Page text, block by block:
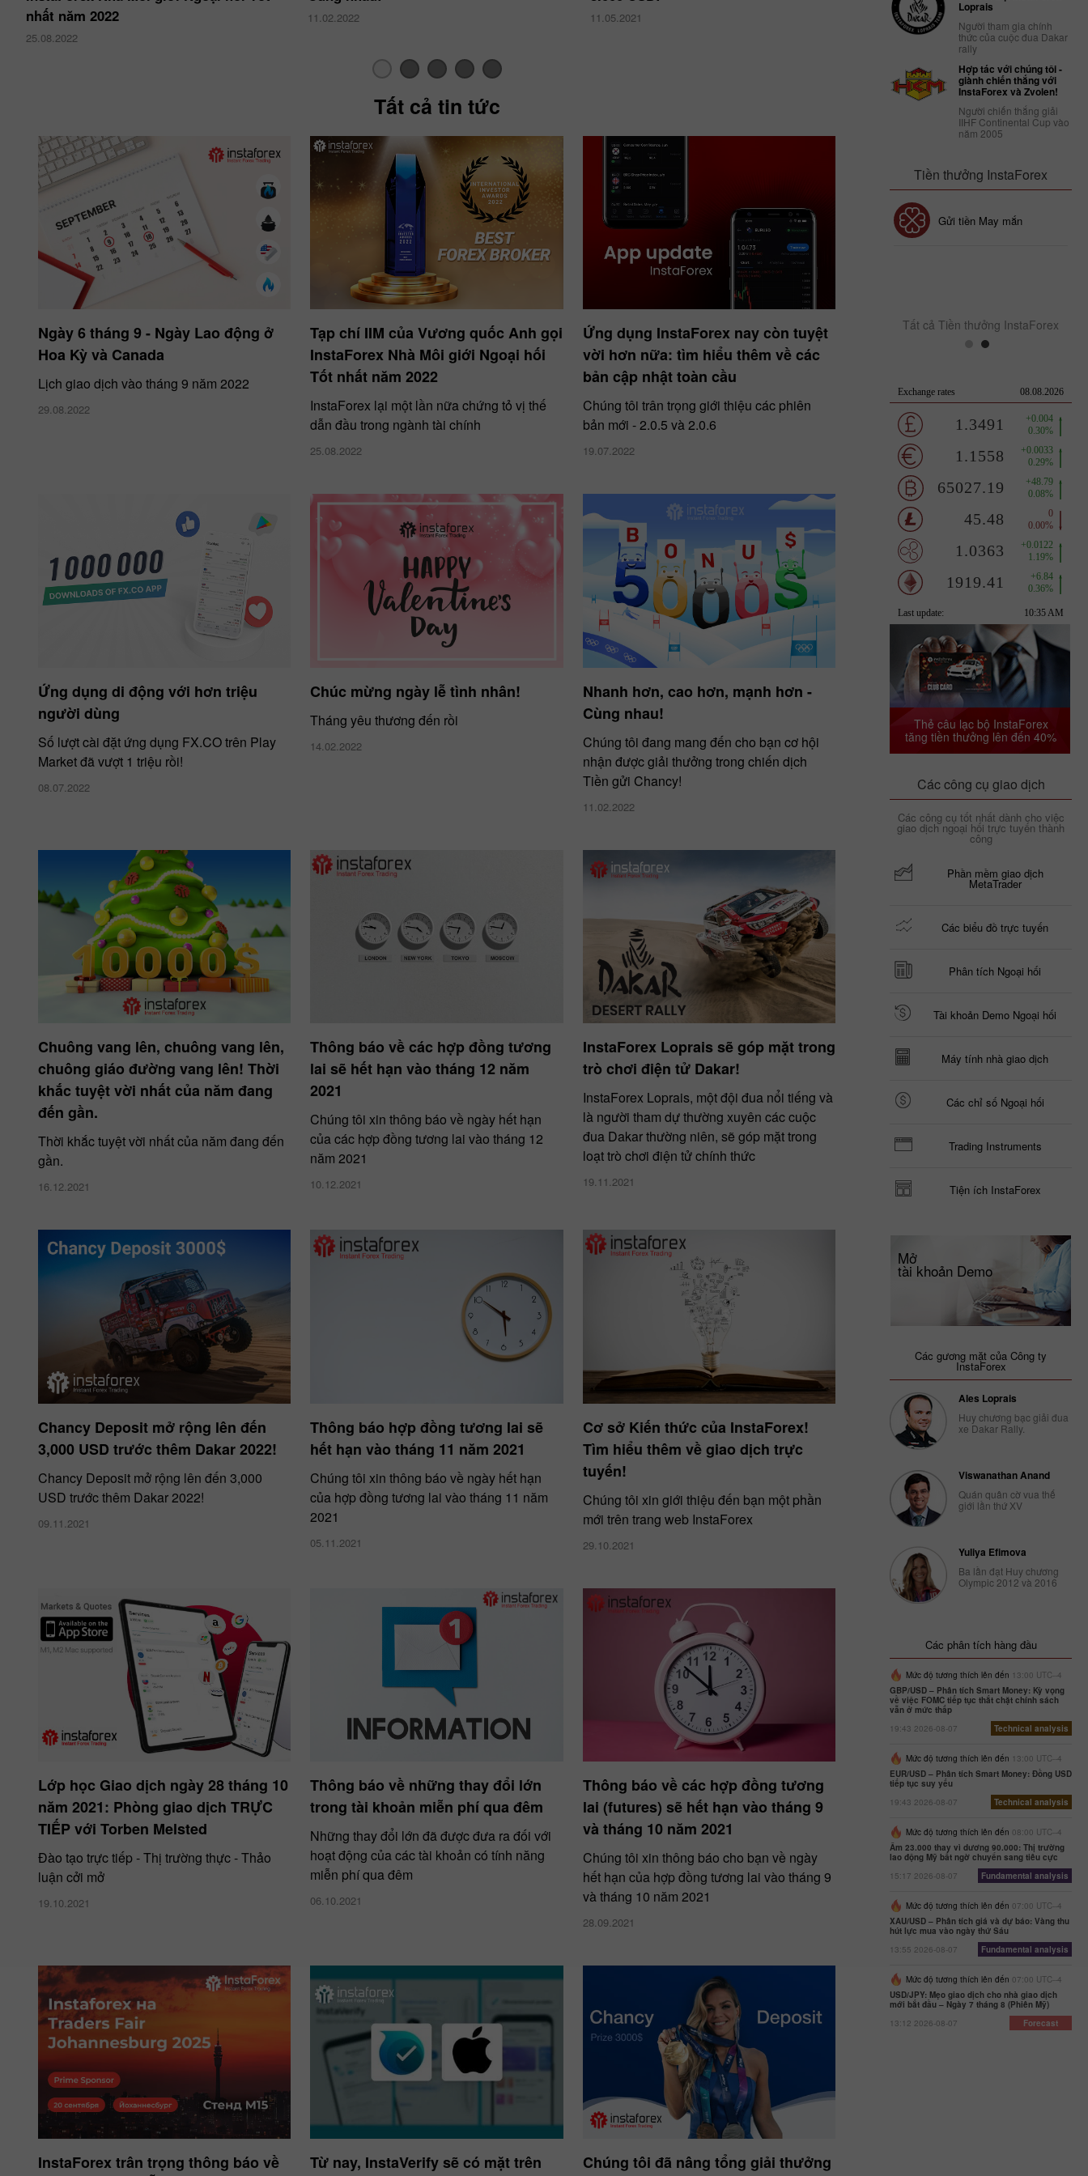
nhất năm 2022
25.08.2022
11.02.2022 11.05.2021
Tất cả tin tức
Ngày 6 tháng 9 - Ngày Lao động ở
Hoa Kỳ và Canada
Lịch giao dịch vào tháng 9 năm 2022
29.08.2022
Tạp chí IIM của Vương quốc Anh gọi
InstaForex Nhà Môi giới Ngoại hối
Tốt nhất năm 2022
InstaForex lại một lần nữa chứng tỏ vị thế
dẫn đầu trong ngành tài chính
25.08.2022
Ứng dụng InstaForex nay còn tuyệt
vời hơn nữa: tìm hiểu thêm về các
bản cập nhật toàn cầu
Chúng tôi trân trọng giới thiệu các phiên
bản mới - 2.0.5 và 2.0.6
19.07.2022
Ứng dụng di động với hơn triệu
người dùng
Số lượt cài đặt ứng dụng FX.CO trên Play
Market đã vượt 1 triệu rồi!
08.07.2022
Chúc mừng ngày lễ tình nhân!
Tháng yêu thương đến rồi
14.02.2022
Nhanh hơn, cao hơn, mạnh hơn -
Cùng nhau!
Chúng tôi đang mang đến cho bạn cơ hội
nhận được giải thưởng trong chiến dịch
Tiền gửi Chancy!
11.02.2022
Chuông vang lên, chuông vang lên,
chuông giáo đường vang lên! Thời
khắc tuyệt vời nhất của năm đang
đến gần.
Thời khắc tuyệt vời nhất của năm đang đến
gần.
16.12.2021
Thông báo về các hợp đồng tương
lai sẽ hết hạn vào tháng 12 năm
2021
Chúng tôi xin thông báo về ngày hết hạn
của các hợp đồng tương lai vào tháng 12
năm 2021
10.12.2021
InstaForex Loprais sẽ góp mặt trong
trò chơi điện tử Dakar!
InstaForex Loprais, một đội đua nổi tiếng và
là người tham dự thường xuyên các cuộc
đua Dakar thường niên, sẽ góp mặt trong
loạt trò chơi điện tử chính thức
19.11.2021
Chancy Deposit mở rộng lên đến
3,000 USD trước thêm Dakar 2022!
Chancy Deposit mở rộng lên đến 3,000
USD trước thêm Dakar 2022!
09.11.2021
Thông báo hợp đồng tương lai sẽ
hết hạn vào tháng 11 năm 2021
Chúng tôi xin thông báo về ngày hết hạn
của hợp đồng tương lai vào tháng 11 năm
2021
05.11.2021
Cơ sở Kiến thức của InstaForex!
Tìm hiểu thêm về giao dịch trực
tuyến!
Chúng tôi xin giới thiệu đến bạn một phần
mới trên trang web InstaForex
29.10.2021
Lớp học Giao dịch ngày 28 tháng 10
năm 2021: Phòng giao dịch TRỰC
TIẾP với Torben Melsted
Đào tạo trực tiếp - Thị trường thực - Thảo
luận cởi mở
19.10.2021
Thông báo về những thay đổi lớn
trong tài khoản miễn phí qua đêm
Những thay đổi lớn đã được đưa ra đối với
hoạt động của các tài khoản có tính năng
miễn phí qua đêm
06.10.2021
Thông báo về các hợp đồng tương
lai (futures) sẽ hết hạn vào tháng 9
và tháng 10 năm 2021
Chúng tôi xin thông báo cho bạn về ngày
hết hạn của hợp đồng tương lai vào tháng 9
và tháng 10 năm 2021
28.09.2021
InstaForex trân trọng thông báo về
Từ nay, InstaVerify sẽ có mặt trên
Chúng tôi đã nâng tổng giải thưởng
Loprais
Người tham gia chính
thức của cuộc đua Dakar
rally
Hợp tác với chúng tôi -
giành chiến thắng với
InstaForex và Zvolen!
Người chiến thắng giải
IIHF Continental Cup vào
năm 2005
Tiền thưởng InstaForex
Tiền thưởng 30%
Tiền thưởng CLB
InstaForex
Gửi tiền May mắn Tiền thưởng 30%
Tiền thưởng CLB
InstaForex
Gửi tiền May mắn
Tất cả Tiền thưởng InstaForex
Thẻ câu lạc bộ InstaForex
tăng tiền thưởng lên đến 40%
Các công cụ giao dịch
Các công cụ tốt nhất dành cho việc
giao dịch ngoại hối trực tuyến thành
công
Phần mềm giao dịch
MetaTrader
Các biểu đồ trực tuyến
Phân tích Ngoại hối
Tài khoản Demo Ngoại hối
Máy tính nhà giao dịch
Các chỉ số Ngoại hối
Trading Instruments
Tiện ích InstaForex
Mở
tài khoản Demo
Các gương mặt của Công ty
InstaForex
Ales Loprais
Huy chương bạc giải đua
xe Dakar Rally.
Viswanathan Anand
Quán quân cờ vua thế
giới lần thứ XV
Yuliya Efimova
Ba lần đạt Huy chương
Olympic 2012 và 2016
Các phân tích hàng đầu
Mức độ tương thích lên đến 13:00 UTC--4
GBP/USD – Phân tích Smart Money: Kỳ vọng
về việc FOMC tiếp tục thắt chặt chính sách
vẫn ở mức thấp
19:43 2026-08-07
Technical analysis
Mức độ tương thích lên đến 13:00 UTC--4
EUR/USD – Phân tích Smart Money: Đồng USD
tiếp tục suy yếu
19:43 2026-08-07
Technical analysis
Mức độ tương thích lên đến 08:00 UTC--4
Âm 23.000 thay vì dương 90.000: Thị trường
lao động Mỹ bất ngờ chuyển sang tiêu cực
15:17 2026-08-07
Fundamental analysis
Mức độ tương thích lên đến 07:00 UTC--4
XAU/USD – Phân tích giá và dự báo: Vàng thu
hút lực mua vào ngày thứ Sáu
13:55 2026-08-07
Fundamental analysis
Mức độ tương thích lên đến 07:00 UTC--4
USD/JPY: Mẹo giao dịch cho nhà giao dịch
mới bắt đầu – Ngày 7 tháng 8 (Phiên Mỹ)
13:12 2026-08-07
Forecast